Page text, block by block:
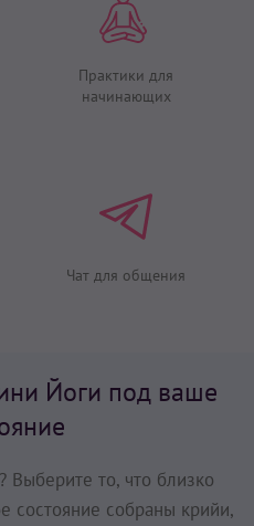
Практики для
начинающих
Чат для общения
Йоги под ваше
Выберите то, что близко
состояние собраны крийи,